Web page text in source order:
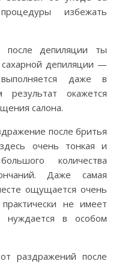
избежать
после депиляции ты
депиляции —
даже в
окажется
салона.
после бритья
очень тонкая и
количества
Даже самая
ощущается очень
не имеет
нуждается в особом
раздражений после